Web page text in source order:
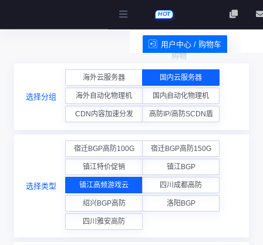
HOT
购物
车
用户中心 / 购物车
服务条款
选择分组
海外云服务器 国内云服务器
海外自动化物理机 国内自动化物理机
CDN内容加速分发 高防IP/高防SCDN盾
选择类型
宿迁BGP高防100G 宿迁BGP高防150G
镇江特价促销 镇江BGP
镇江高频游戏云 四川成都高防
绍兴BGP高防 洛阳BGP
四川雅安高防